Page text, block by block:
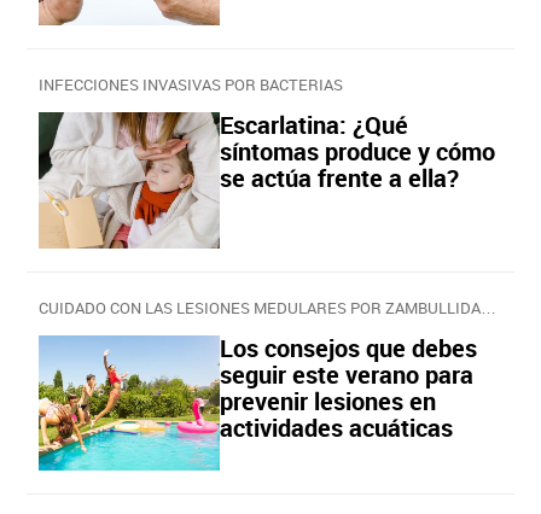
INFECCIONES INVASIVAS POR BACTERIAS
Escarlatina: ¿Qué
síntomas produce y cómo
se actúa frente a ella?
Los consejos que debes
seguir este verano para
prevenir lesiones en
actividades acuáticas